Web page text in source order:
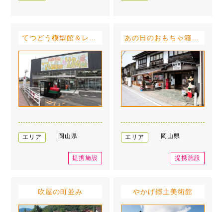
エリア 岡山県
提携施設
エリア 岡山県
提携施設
吹屋の町並み やかげ郷土美術館